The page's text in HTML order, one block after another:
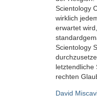
Scientology
wirklich
erwartet
Scientology
letztendliche
rechten
David